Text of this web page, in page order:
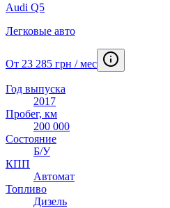
Audi Q5
Легковые авто
От 23 285 грн / мес
Год выпуска
2017
Пробег, км
200 000
Состояние
Б/У
КПП
Автомат
Топливо
Дизель